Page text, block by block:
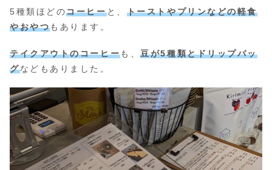
5種類ほどのコーヒーと、 トーストやプリンなどの軽食
やおやつもあります。
テイクアウトのコーヒーも、豆が5種類とドリップバッ
グなどもありました。